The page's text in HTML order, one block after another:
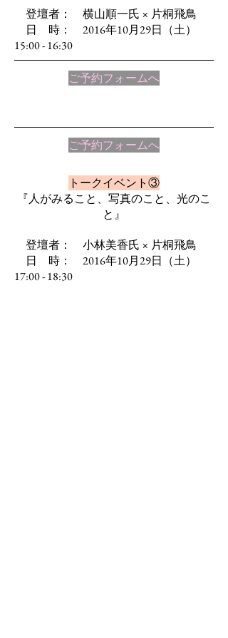
登壇者： 横山順一氏 × 片桐飛鳥
日 時： 2016年10月29日（土）
15:00 - 16:30
ご予約フォームへ
ご予約フォームへ
トークイベント③
『人がみること、写真のこと、光のこ
と』
登壇者： 小林美香氏 × 片桐飛鳥
日 時： 2016年10月29日（土）
17:00 - 18:30